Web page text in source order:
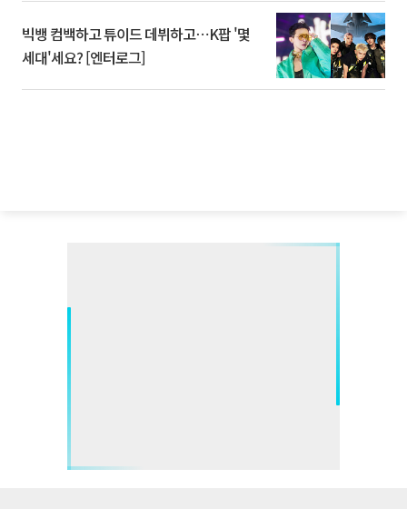
빅뱅 컴백하고 튜이드 데뷔하고⋯K팝 '몇
세대'세요? [엔터로그]